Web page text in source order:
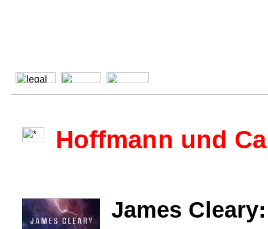
Hoffmann und
James